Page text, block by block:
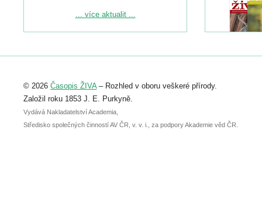
Podrobnější informace ke konferenci
Registrovat se můžete do 6. září.
abstraktu přihlášené přednášky nebo
posteru je už 30. června.
... více aktualit ...
© 2026 Časopis ŽIVA– Rozhled v oboru veškeré přírody.
Založil roku 1853 J. E. Purkyně.
Vydává Nakladatelství Academia,
Středisko společných činností AV ČR, v. v. i., za podpory Akademie věd ČR.